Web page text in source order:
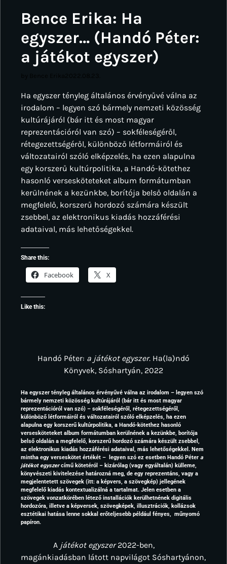
Bence Erika: Ha
egyszer… (Handó Péter:
a játékot egyszer)
Ha egyszer tényleg általános érvényűvé válna az
irodalom – legyen szó bármely nemzeti közösség
kultúrájáról (bár itt és most magyar
reprezentációról van szó) – sokféleségéről,
rétegezettségéről, különböző létformáiról és
változatairól szóló elképzelés, ha ezen alapulna
egy korszerű kultúrpolitika, a Handó-kötethez
hasonló versesköteteket album formátumban
kerülnének a kezünkbe, borítója belső oldalán a
megfelelő, korszerű hordozó számára készült
zsebbel, az elektronikus kiadás hozzáférési
adataival, más lehetőségekkel.
Share this:
Facebook X
Like this:
Handó Péter: a játékot egyszer. Ha(la)ndó
Könyvek, Sóshartyán, 2022
Ha egyszer tényleg általános érvényűvé válna az irodalom – legyen szó
bármely nemzeti közösség kultúrájáról (bár itt és most magyar
reprezentációról van szó) – sokféleségéről, rétegezettségéről,
különböző létformáiról és változatairól szóló elképzelés, ha ezen
alapulna egy korszerű kultúrpolitika, a Handó-kötethez hasonló
versesköteteket album formátumban kerülnének a kezünkbe, borítója
belső oldalán a megfelelő, korszerű hordozó számára készült zsebbel,
az elektronikus kiadás hozzáférési adataival, más lehetőségekkel. Nem
mintha egy verseskötet értékét – legyen szó ez esetben Handó Péter a
játékot egyszercímű kötetéról – kizárólag (vagy egyáltalán) külleme,
könyvészeti kivitelezése határozná meg, de egy reprezentáns, vagy a
megjelentetett szövegek (itt: a képvers, a szövegkép) jellegének
megfelelő kiadás kontextualizálná a tartalmat. Jelen esetben a
szövegek vonzatkörében létező installációk kerülhetnének digitális
hordozóra, illetve a képversek, szövegképek, illusztrációk, kollázsok
esztétikai hatása lenne sokkal erőteljesebb például fényes, műnyomó
papíron.
A játékot egyszer2022-ben,
magánkiadásban látott napvilágot Sóshartyánon,